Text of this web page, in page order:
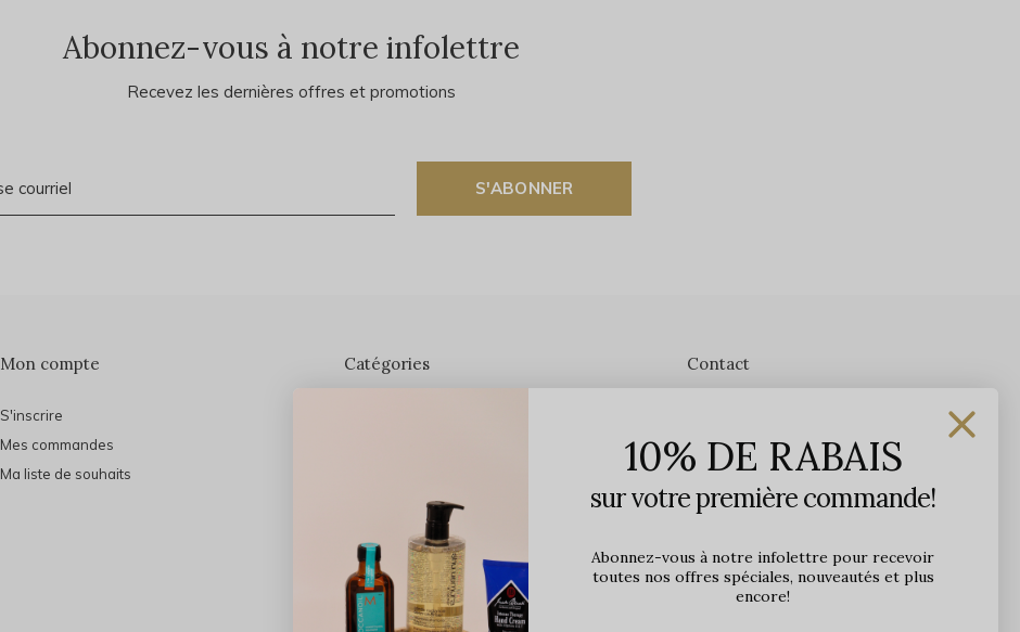
Abonnez-vous à notre infolettre
Recevez les dernières offres et promotions
S'ABONNER
Mon compte
S'inscrire
Mes commandes
Ma liste de souhaits
Catégories
Soins du visage
Maquillage
Bain et Corps
Bijoux
Contact
1650 avenue Jules-Verne, Local 103
G2G 2R1, Québec, Canada
Lundi: 9h - 17h
Mardi: 9h - 17h
Mercredi: 9h - 18h
10% DE RABAIS
sur votre première commande!
Abonnez-vous à notre infolettre pour recevoir
toutes nos offres spéciales, nouveautés et plus
encore!